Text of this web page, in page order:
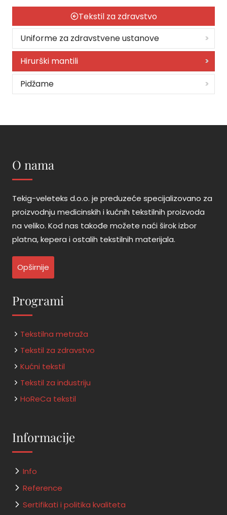
Tekstil za zdravstvo
Uniforme za zdravstvene ustanove
Hirurški mantili
Pidžame
O nama
Tekig-veleteks d.o.o. je preduzeće specijalizovano za
proizvodnju medicinskih i kućnih tekstilnih proizvoda
na veliko. Kod nas takođe možete naći širok izbor
platna, kepera i ostalih tekstilnih materijala.
Opširnije
Programi
Tekstilna metraža
Tekstil za zdravstvo
Kućni tekstil
Tekstil za industriju
HoReCa tekstil
Informacije
Info
Reference
Sertifikati i politika kvaliteta